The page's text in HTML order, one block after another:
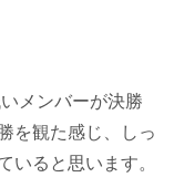
メンバーが決勝
を観た感じ、しっ
いると思います。